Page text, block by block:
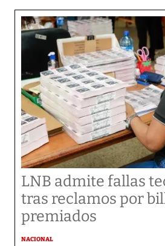
LNB admite fallas
tras reclamos por
premiados
NACIONAL